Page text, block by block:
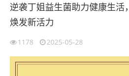
逆袭丁姐益生菌助力健康生活
焕发新活力
1178 2025-05-28